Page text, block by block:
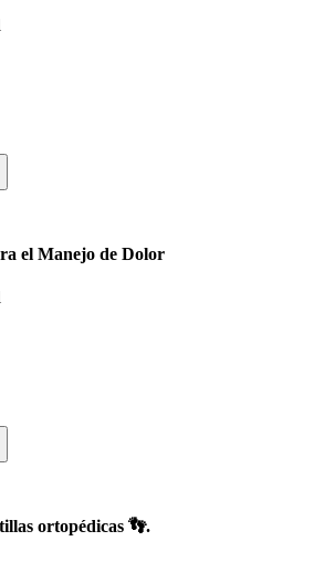
el Manejo de Dolor
ortopédicas 👣.